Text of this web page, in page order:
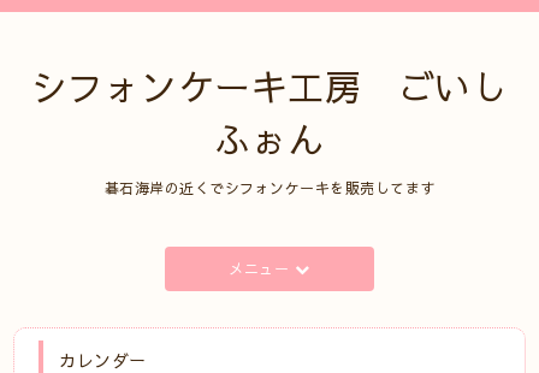
シフォンケーキ工房 ごいし
ふぉん
碁石海岸の近くでシフォンケーキを販売してます
メニュー
カレンダー